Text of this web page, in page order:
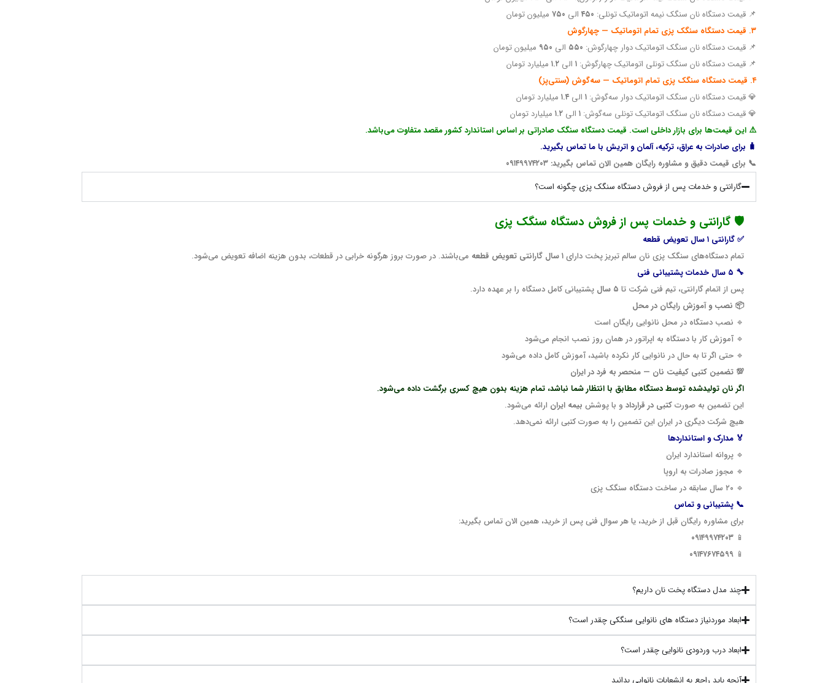
📌 قیمت دستگاه نان سنگکنیمه اتوماتیک تونلی: ۴۵۰ الی ۷۵۰ میلیون تومان
۳. قیمت دستگاه سنگک پزی تمام اتوماتیک — چهارگوش
📌 قیمت دستگاه نان سنگک اتوماتیک دوار چهارگوش: ۵۵۰ الی ۹۵۰ میلیون تومان
📌 قیمت دستگاه نان سنگک تونلی اتوماتیک چهارگوش: ۱ الی ۱.۲ میلیارد تومان
۴. قیمت دستگاه سنگک پزی تمام اتوماتیک — سه‌گوش (سنتی‌پز)
💎 قیمت دستگاه نان سنگک اتوماتیک دوار سه‌گوش: ۱ الی ۱.۴ میلیارد تومان
💎 قیمت دستگاهنان سنگک اتوماتیک تونلی سه‌گوش: ۱ الی ۱.۲ میلیارد تومان
⚠️ این قیمت‌ها برای بازار داخلی است. قیمت دستگاه سنگک صادراتی بر اساس استانداردکشور مقصد متفاوت می‌باشد.
🧳 برای صادرات به عراق، ترکیه، آلمان و اتریش باما تماس بگیرید.
📞 برای قیمت دقیق و مشاوره رایگان همین الان تماس بگیرید: ۰۹۱۴۹۹۷۴۲۰۳
گارانتی و خدمات پس از فروش دستگاه سنگک پزی چگونه است؟
🛡️ گارانتی و خدمات پس از فروش دستگاه سنگک پزی
✅ گارانتی ۱ سال تعویض قطعه
تمام دستگاه‌های سنگک پزی نان سالم تبریز پخت دارای۱ سال گارانتی تعویض قطعه
می‌باشند. در صورت بروز هرگونه خرابی در قطعات، بدون هزینه اضافه تعویض می‌شود.
🔧 ۵ سال خدمات پشتیبانی فنی
پس از اتمام گارانتی، تیم فنی شرکت تا ۵ سال
پشتیبانی کامل دستگاه را بر عهده دارد.
📦 نصب و آموزش رایگان در محل
🔹 نصب دستگاه در محل نانوایی رایگان است
🔹 آموزش کار با دستگاه به اپراتور در همان روز نصب انجام می‌شود
🔹 حتی اگر تا به حال در نانوایی کار نکرده باشید، آموزش کامل داده می‌شود
💯 تضمین کتبی کیفیت نان — منحصر به فرد در ایران
اگر نان تولیدشده توسط دستگاه مطابق با انتظار شما نباشد، تمام هزینه بدون هیچ کسری برگشت داده می‌شود.
این تضمین به صورتکتبی در قرارداد و با پوشش بیمه ایران ارائه می‌شود.
هیچ شرکت دیگری در ایران این تضمین را به صورت کتبی ارائه نمی‌دهد.
🏅 مدارک و استانداردها
🔹 پروانه استاندارد ایران
🔹 مجوز صادرات به اروپا
🔹 ۲۰ سال سابقه در ساخت دستگاه سنگک پزی
📞 پشتیبانی و تماس
برای مشاوره رایگان قبل از خرید، یا هر سوال فنی پس از خرید، همین الان تماس بگیرید:
📱 ۰۹۱۴۹۹۷۴۲۰۳
📱 ۰۹۱۴۷۶۷۴۵۹۹
چند مدل دستگاه پخت نان داریم؟
ابعاد موردنیاز دستگاه های نانوایی سنگکی چقدر است؟
ابعاد درب وردودی نانوایی چقدر است؟
آنچه باید راجع به انشعابات نانوایی بدانید